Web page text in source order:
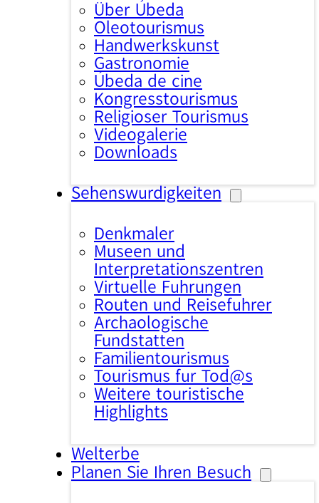
Über Úbeda
Oleotourismus
Handwerkskunst
Gastronomie
Úbeda de cine
Kongresstourismus
Religiöser Tourismus
Videogalerie
Downloads
Sehenswürdigkeiten
Denkmäler
Museen und
Interpretationszentren
Virtuelle Führungen
Routen und Reiseführer
Archäologische
Fundstätten
Familientourismus
Tourismus für Tod@s
Weitere touristische
Highlights
Welterbe
Planen Sie Ihren Besuch